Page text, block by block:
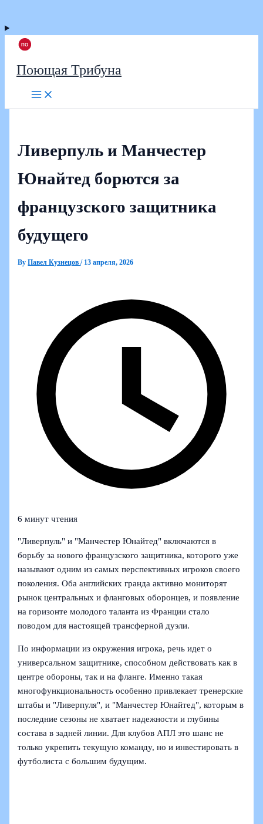
Поющая Трибуна
Ливерпуль и Манчестер
Юнайтед борются за
французского защитника
будущего
ByПавел Кузнецов/ 13 апреля, 2026
6 минут чтения
"Ливерпуль" и "Манчестер Юнайтед" включаются в
борьбу за нового французского защитника, которого уже
называют одним из самых перспективных игроков своего
поколения. Оба английских гранда активно мониторят
рынок центральных и фланговых оборонцев, и появление
на горизонте молодого таланта из Франции стало
поводом для настоящей трансферной дуэли.
По информации из окружения игрока, речь идет о
универсальном защитнике, способном действовать как в
центре обороны, так и на фланге. Именно такая
многофункциональность особенно привлекает тренерские
штабы и "Ливерпуля", и "Манчестер Юнайтед", которым в
последние сезоны не хватает надежности и глубины
состава в задней линии. Для клубов АПЛ это шанс не
только укрепить текущую команду, но и инвестировать в
футболиста с большим будущим.